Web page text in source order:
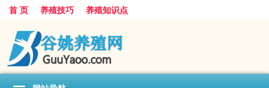
首 页 养殖技巧 养殖知识点